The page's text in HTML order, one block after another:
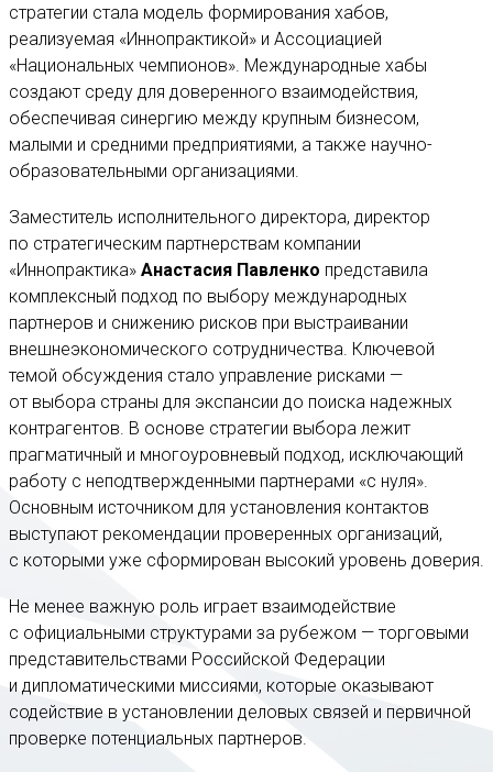
стратегии стала модель формирования хабов,
реализуемая «Иннопрактикой» и Ассоциацией
«Национальных чемпионов». Международные хабы
создают среду для доверенного взаимодействия,
обеспечивая синергию между крупным бизнесом,
малыми и средними предприятиями, а также научно-
образовательными организациями.
Заместитель исполнительного директора, директор
по стратегическим партнерствам компании
«Иннопрактика» Анастасия Павленко представила
комплексный подход по выбору международных
партнеров и снижению рисков при выстраивании
внешнеэкономического сотрудничества. Ключевой
темой обсуждения стало управление рисками —
от выбора страны для экспансии до поиска надежных
контрагентов. В основе стратегии выбора лежит
прагматичный и многоуровневый подход, исключающий
работу с неподтвержденными партнерами «с нуля».
Основным источником для установления контактов
выступают рекомендации проверенных организаций,
с которыми уже сформирован высокий уровень доверия.
Не менее важную роль играет взаимодействие
с официальными структурами за рубежом — торговыми
представительствами Российской Федерации
и дипломатическими миссиями, которые оказывают
содействие в установлении деловых связей и первичной
проверке потенциальных партнеров.